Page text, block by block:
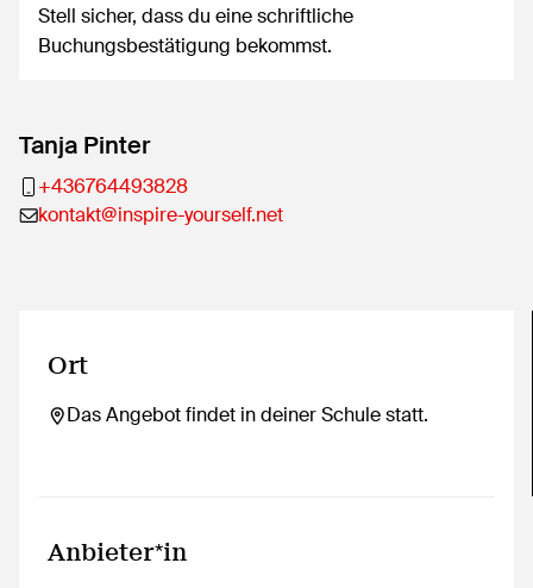
Stell sicher, dass du eine schriftliche
Buchungsbestätigung bekommst.
Tanja Pinter
+436764493828
kontakt@inspire-yourself.net
Ort
Das Angebot findet in deiner Schule statt.
Anbieter*in